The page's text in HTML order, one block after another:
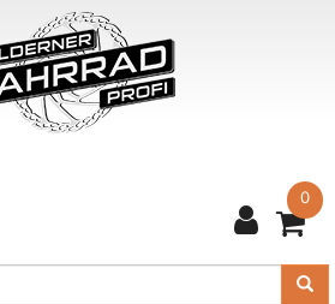
0